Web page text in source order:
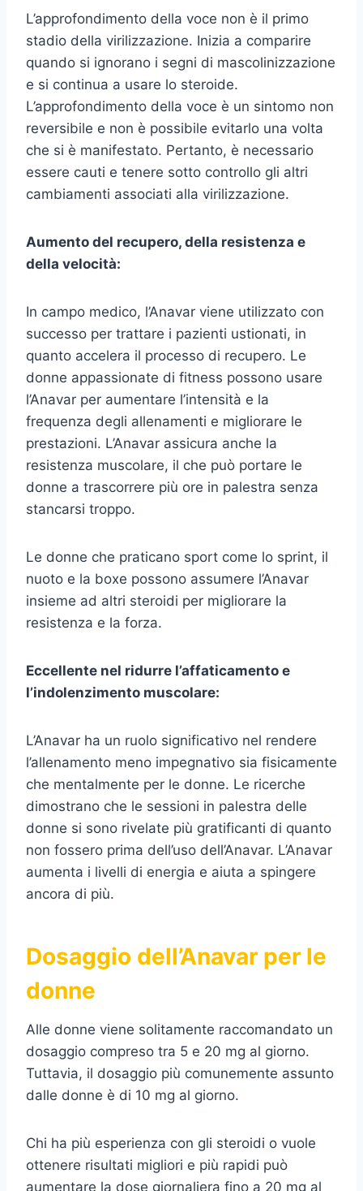
L’approfondimento della voce non è il primo
stadio della virilizzazione. Inizia a comparire
quando si ignorano i segni di mascolinizzazione
e si continua a usare lo steroide.
L’approfondimento della voce è un sintomo non
reversibile e non è possibile evitarlo una volta
che si è manifestato. Pertanto, è necessario
essere cauti e tenere sotto controllo gli altri
cambiamenti associati alla virilizzazione.
Aumento del recupero, della resistenza e
della velocità:
In campo medico, l’Anavar viene utilizzato con
successo per trattare i pazienti ustionati, in
quanto accelera il processo di recupero. Le
donne appassionate di fitness possono usare
l’Anavar per aumentare l’intensità e la
frequenza degli allenamenti e migliorare le
prestazioni. L’Anavar assicura anche la
resistenza muscolare, il che può portare le
donne a trascorrere più ore in palestra senza
stancarsi troppo.
Le donne che praticano sport come lo sprint, il
nuoto e la boxe possono assumere l’Anavar
insieme ad altri steroidi per migliorare la
resistenza e la forza.
Eccellente nel ridurre l’affaticamento e
l’indolenzimento muscolare:
L’Anavar ha un ruolo significativo nel rendere
l’allenamento meno impegnativo sia fisicamente
che mentalmente per le donne. Le ricerche
dimostrano che le sessioni in palestra delle
donne si sono rivelate più gratificanti di quanto
non fossero prima dell’uso dell’Anavar. L’Anavar
aumenta i livelli di energia e aiuta a spingere
ancora di più.
Dosaggio dell’Anavar per le
donne
Alle donne viene solitamente raccomandato un
dosaggio compreso tra 5 e 20 mg al giorno.
Tuttavia, il dosaggio più comunemente assunto
dalle donne è di 10 mg al giorno.
Chi ha più esperienza con gli steroidi o vuole
ottenere risultati migliori e più rapidi può
aumentare la dose giornaliera fino a 20 mg al